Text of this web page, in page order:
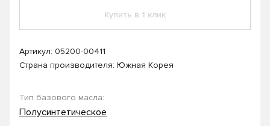
Купить в 1 клик
Артикул: 05200-00411
Страна производителя: Южная Корея
Тип базового масла:
Полусинтетическое